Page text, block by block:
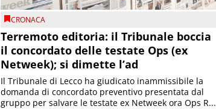
CRONACA
Terremoto editoria: il Tribunale boccia
il concordato delle testate Ops (ex
Netweek); si dimette l’ad
Il Tribunale di Lecco ha giudicato inammissibile la
domanda di concordato preventivo presentata dal
gruppo per salvare le testate ex Netweek ora Ops R...